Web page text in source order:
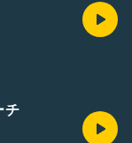
チ